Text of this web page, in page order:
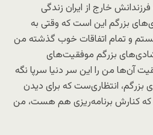
است که فرزندانش خارج از ایران زندگی
بزرگم این است که وقتی به
و تمام اتفاقات خوب گذشته من
بزرگم موفقیت‌های
آن‌ها من را این سر دنیا سرپا نگه
بزرگم، انتظاری‌ست که برای دیدن
که کنارش برنامه‌ریزی هم هست، من